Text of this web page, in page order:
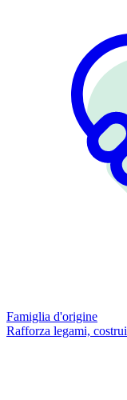
Famiglia d'origine
Rafforza legami,